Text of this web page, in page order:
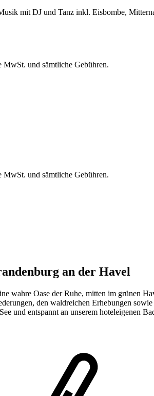
mit DJ und Tanz inkl. Eisbombe,
MwSt. und sämtliche Gebühren.
MwSt. und sämtliche Gebühren.
an der Havel
wahre Oase der Ruhe, mitten im grünen
den waldreichen Erhebungen
und entspannt an unserem hoteleigenen